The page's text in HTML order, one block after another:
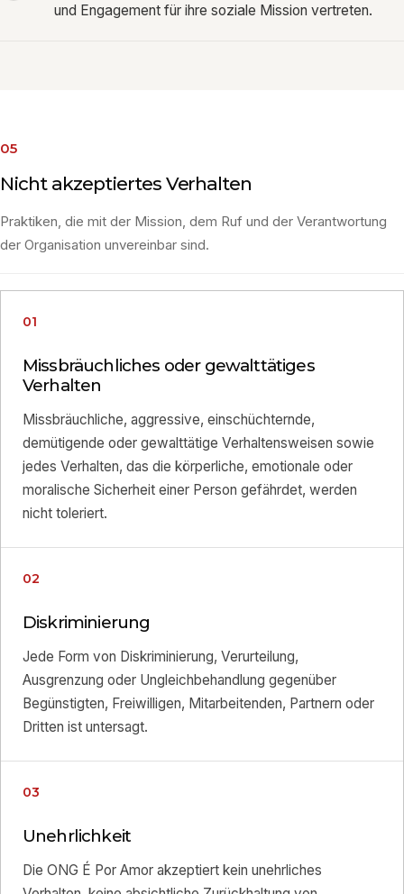
und Engagement für ihre soziale Mission vertreten.
05
Nicht akzeptiertes Verhalten
Praktiken, die mit der Mission, dem Ruf und der Verantwortung
der Organisation unvereinbar sind.
01
Missbräuchliches oder gewalttätiges
Verhalten
Missbräuchliche, aggressive, einschüchternde,
demütigende oder gewalttätige Verhaltensweisen sowie
jedes Verhalten, das die körperliche, emotionale oder
moralische Sicherheit einer Person gefährdet, werden
nicht toleriert.
02
Diskriminierung
Jede Form von Diskriminierung, Verurteilung,
Ausgrenzung oder Ungleichbehandlung gegenüber
Begünstigten, Freiwilligen, Mitarbeitenden, Partnern oder
Dritten ist untersagt.
03
Unehrlichkeit
Die ONG É Por Amor akzeptiert kein unehrliches